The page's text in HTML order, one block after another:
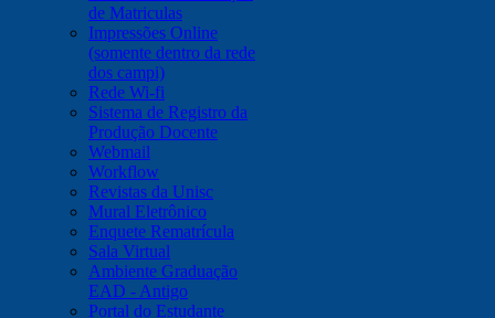
de Matriculas
Impressões Online
(somente dentro da rede
dos campi)
Rede Wi-fi
Sistema de Registro da
Produção Docente
Webmail
Workflow
Revistas da Unisc
Mural Eletrônico
Enquete Rematrícula
Sala Virtual
Ambiente Graduação
EAD - Antigo
Portal do Estudante